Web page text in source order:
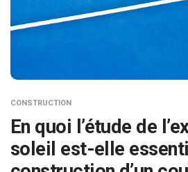
CONSTRUCTION
En quoi l’étude de
soleil est-elle